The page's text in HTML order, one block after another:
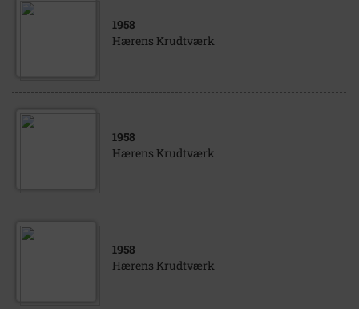
1958
Hærens Krudtværk
1958
Hærens Krudtværk
1958
Hærens Krudtværk